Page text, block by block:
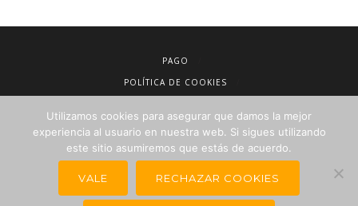
PAGO
POLÍTICA DE COOKIES
CONDICIONES DE VENTA
POLÍTICA DE PRIVACIDAD
Utilizamos cookies para asegurar que damos la mejor
experiencia al usuario en nuestra web. Si sigues utilizando
este sitio asumiremos que estás de acuerdo.
VALE RECHAZAR COOKIES